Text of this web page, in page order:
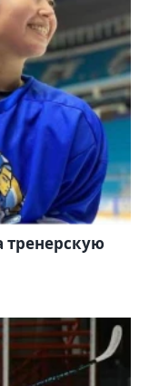
тренерскую